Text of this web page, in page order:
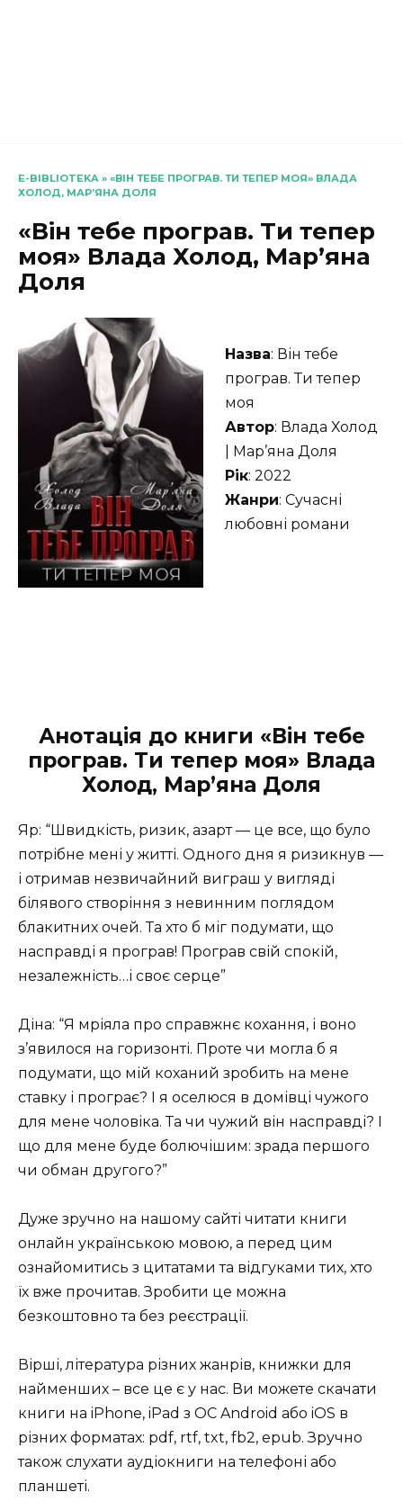
E-BIBLIOTEKA » «ВІН ТЕБЕ ПРОГРАВ. ТИ ТЕПЕР МОЯ» ВЛАДА
ХОЛОД, МАР’ЯНА ДОЛЯ
«Він тебе програв. Ти тепер
моя» Влада Холод, Мар’яна
Доля
Назва: Він тебе
програв. Ти тепер
моя
Автор: Влада Холод
| Мар’яна Доля
Рік: 2022
Жанри: Сучасні
любовні романи
Анотація до книги «Він тебе
програв. Ти тепер моя» Влада
Холод, Мар’яна Доля
Яр: “Швидкість, ризик, азарт — це все, що було
потрібне мені у житті. Одного дня я ризикнув —
і отримав незвичайний виграш у вигляді
білявого створіння з невинним поглядом
блакитних очей. Та хто б міг подумати, що
насправді я програв! Програв свій спокій,
незалежність…і своє серце”
Діна: “Я мріяла про справжнє кохання, і воно
з’явилося на горизонті. Проте чи могла б я
подумати, що мій коханий зробить на мене
ставку і програє? І я оселюся в домівці чужого
для мене чоловіка. Та чи чужий він насправді? І
що для мене буде болючішим: зрада першого
чи обман другого?”
Дуже зручно на нашому сайті читати книги
онлайн українською мовою, а перед цим
ознайомитись з цитатами та відгуками тих, хто
їх вже прочитав. Зробити це можна
безкоштовно та без реєстрації.
Вірші, література різних жанрів, книжки для
найменших – все це є у нас. Ви можете скачати
книги на iPhone, iPad з ОС Android або iOS в
різних форматах: pdf, rtf, txt, fb2, epub. Зручно
також слухати аудіокниги на телефоні або
планшеті.